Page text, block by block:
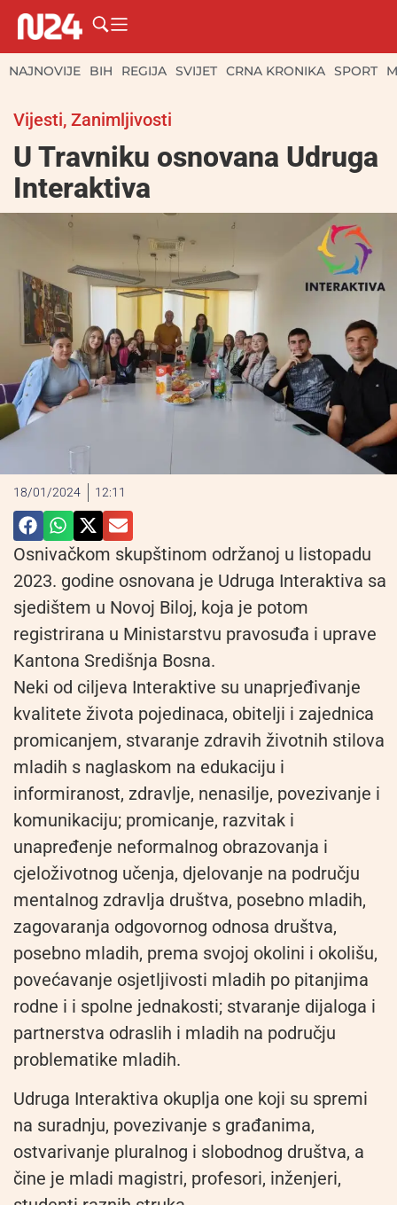
NAJNOVIJE BIH REGIJA SVIJET CRNA KRONIKA SPORT
Vijesti, Zanimljivosti
U Travniku osnovana Udruga
Interaktiva
18/01/2024 12:11
Osnivačkom skupštinom održanoj u listopadu
2023. godine osnovana je Udruga Interaktiva sa
sjedištem u Novoj Biloj, koja je potom
registrirana u Ministarstvu pravosuđa i uprave
Kantona Središnja Bosna.
Neki od ciljeva Interaktive su unaprjeđivanje
kvalitete života pojedinaca, obitelji i zajednica
promicanjem, stvaranje zdravih životnih stilova
mladih s naglaskom na edukaciju i
informiranost, zdravlje, nenasilje, povezivanje i
komunikaciju; promicanje, razvitak i
unapređenje neformalnog obrazovanja i
cjeloživotnog učenja, djelovanje na području
mentalnog zdravlja društva, posebno mladih,
zagovaranja odgovornog odnosa društva,
posebno mladih, prema svojoj okolini i okolišu,
povećavanje osjetljivosti mladih po pitanjima
rodne i i spolne jednakosti; stvaranje dijaloga i
partnerstva odraslih i mladih na području
problematike mladih.
Udruga Interaktiva okuplja one koji su spremi
na suradnju, povezivanje s građanima,
ostvarivanje pluralnog i slobodnog društva, a
čine je mladi magistri, profesori, inženjeri,